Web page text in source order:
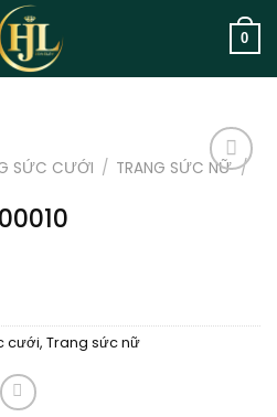
0
SỨC CƯỚI / TRANG SỨC NỮ /
cưới, Trang sức nữ